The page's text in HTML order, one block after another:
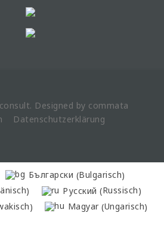
. Designed by commata
Datenschutzerklärung
Български (Bulgarisch)
) Русский (Russisch)
) Magyar(Ungarisch)